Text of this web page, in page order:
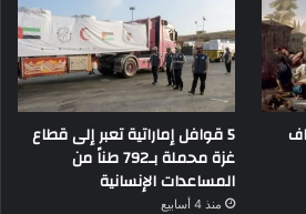
5 قوافل إماراتية تعبر إلى قطاع
غزة محملة بـ792 طناً من
المساعدات الإنسانية
منذ 4 أسابيع